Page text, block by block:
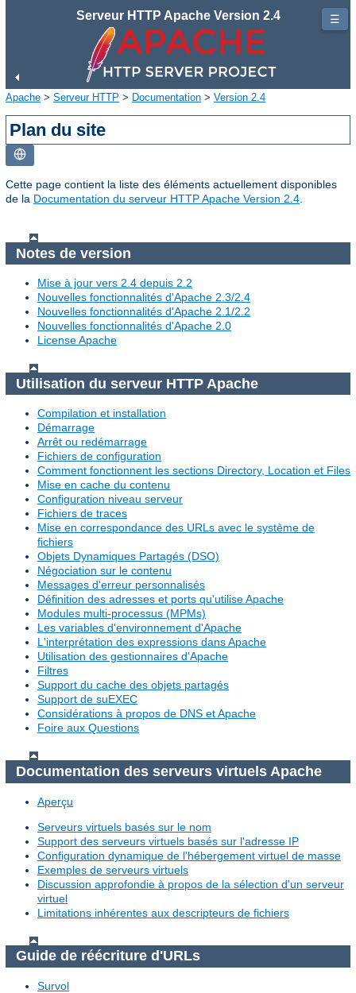
Serveur HTTP Apache Version 2.4
Apache > Serveur HTTP > Documentation > Version 2.4
Plan du site
Cette page contient la liste des éléments actuellement disponibles
de la Documentation du serveur HTTP Apache Version 2.4
Notes de version
Mise à jour vers 2.4 depuis 2.2
Nouvelles fonctionnalités d'Apache 2.3/2.4
Nouvelles fonctionnalités d'Apache 2.1/2.2
Nouvelles fonctionnalités d'Apache 2.0
License Apache
Utilisation du serveur HTTP Apache
Compilation et installation
Démarrage
Arrêt ou redémarrage
Fichiers de configuration
Comment fonctionnent les sections Directory, Location et Files
Mise en cache du contenu
Configuration niveau serveur
Fichiers de traces
Mise en correspondance des URLs avec le système de
fichiers
Objets Dynamiques Partagés (DSO)
Négociation sur le contenu
Messages d'erreur personnalisés
Définition des adresses et ports qu'utilise Apache
Modules multi-processus (MPMs)
Les variables d'environnement d'Apache
L'interprétation des expressions dans Apache
Utilisation des gestionnaires d'Apache
Filtres
Support du cache des objets partagés
Support de suEXEC
Considérations à propos de DNS et Apache
Foire aux Questions
Documentation des serveurs virtuels Apache
Aperçu
Serveurs virtuels basés sur le nom
Support des serveurs virtuels basés sur l'adresse IP
Configuration dynamique de l'hébergement virtuel de masse
Exemples de serveurs virtuels
Discussion approfondie à propos de la sélection d'un serveur
virtuel
Limitations inhérentes aux descripteurs de fichiers
Guide de réécriture d'URLs
Survol
☰